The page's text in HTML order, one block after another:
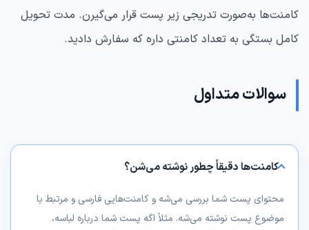
کامنت‌ها به‌صورت تدریجی زیر پست قرار می‌گیرن. مدت تحویل
کامل بستگی به تعداد کامنتی داره که سفارش دادید.
سوالات متداول
کامنت‌ها دقیقاً چطور نوشته می‌شن؟
محتوای پست شما بررسی می‌شه و کامنت‌هایی فارسی و مرتبط با
موضوع پست نوشته می‌شه. مثلاً اگه پست شما درباره لباسه،